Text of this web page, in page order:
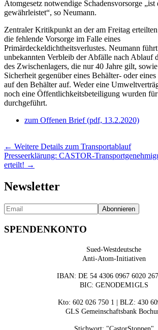
Atomgesetz notwendige Schadensvorsorge
gewährleistet“, so Neumann.
Zentraler Kritikpunkt an der am Freitag
die fehlende Vorsorge im Falle eines
Primärdeckeldichtheitsverlustes. Neumann
unbekannten Verbleib der Abfälle nach Ablauf
des Zwischenlagers, die nur 40 Jahre gilt,
Sicherheit gegenüber eines Behälter- oder
auf den Behälter auf. Weder eine
noch eine Öffentlichkeitsbeteiligung wurden
durchgeführt.
zum Offenen Brief (pdf, 13.2.2020)
Posts
navigation
← Weitere Details zum Transportablauf
Presseerklärung: CASTOR-
erteilt! →
Newsletter
SPENDENKONTO
Sued-Westdeutsche
Anti-Atom-Initiativen
IBAN: DE 54 4306 0967 6020
BIC: GENODEM1GLS
Kto: 602 026 750 1 | BLZ: 430
GLS Gemeinschaftsbank